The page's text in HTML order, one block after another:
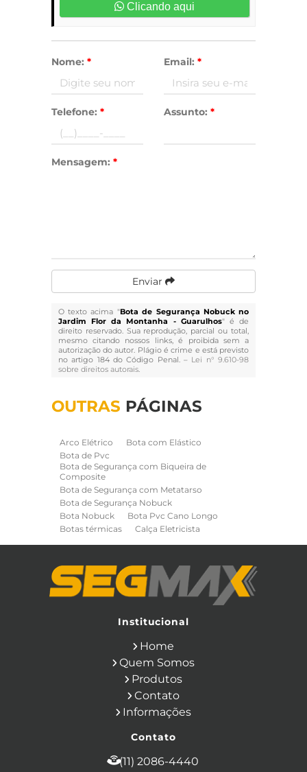
Clicando aqui
Nome: * Email: *
Telefone: * Assunto: *
Mensagem: *
Enviar
O texto acima "Bota de Segurança Nobuck no
Jardim Flor da Montanha - Guarulhos" é de
direito reservado. Sua reprodução, parcial ou total,
mesmo citando nossos links, é proibida sem a
autorização do autor. Plágio é crime e está previsto
no artigo 184 do Código Penal. – Lei n° 9.610-98
sobre direitos autorais.
OUTRAS PÁGINAS
Arco Elétrico
Bota com Elástico
Bota de Pvc
Bota de Segurança com Biqueira de
Composite
Bota de Segurança com Metatarso
Bota de Segurança Nobuck
Bota Nobuck
Bota Pvc Cano Longo
Botas térmicas
Calça Eletricista
Capa de Chuva
Cinto de Segurança para Eletricista
Cinto de Seguranca Paraquedista
Cone de Sinalização
Equipamentos de Construcao Civil
Ferramentas Eletricas
Ferramentas Isoladas
Ferramentas Manuais para Construção
Filtro para Respirador
Japona Térmica para Câmara Fria
Luva de Cobertura
Luva Isolante
Luvas para Produtos Químicos
Institucional
Home
Quem Somos
Produtos
Contato
Informações
Contato
(11) 2086-4440